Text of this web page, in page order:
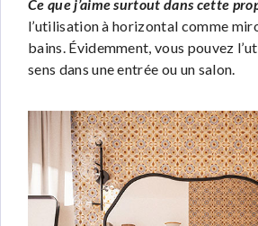
Ce que j’aime surtout dans cette
l’utilisation à horizontal comme
bains. Évidemment, vous pouvez
sens dans une entrée ou un salon.